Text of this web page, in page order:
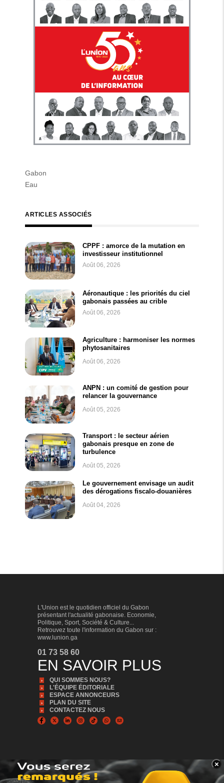
Gabon
Eau
ARTICLES ASSOCIÉS
CPPF : amorce de la mutation en
investisseur institutionnel
Août 06, 2026
Aéronautique : les priorités du ciel
gabonais passées au crible
Août 06, 2026
Agriculture : harmoniser les normes
phytosanitaires
Août 06, 2026
ANPN : un comité de gestion pour
relancer la gouvernance
Août 05, 2026
Transport : le secteur aérien
gabonais presque en zone de
turbulence
Août 05, 2026
Le gouvernement envisage un audit
des dérogations fiscalo-douanières
Août 04, 2026
BANNER_BAS
×
L'Union est le quotidien officiel du Gabon
présentant l'actualité gabonaise. Economie,
Politique, Sport, Société & Culture...
Retrouvez toute l'information du Gabon sur :
www.lunion.ga
01 73 58 60
EN SAVOIR PLUS
QUI SOMMES NOUS?
L'ÉQUIPE ÉDITORIALE
ESPACE ANNONCEURS
PLAN DU SITE
CONTACTEZ NOUS
© Copyright 2024, Tous droits réservés | L'Union est édité par la Sonapresse